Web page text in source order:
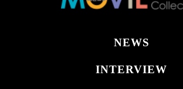
NEWS
INTERVIEW